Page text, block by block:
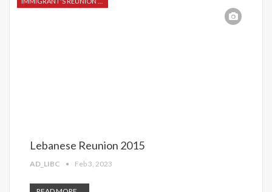
Lebanese Reunion 2015
AD_LIBC Feb 3, 2023